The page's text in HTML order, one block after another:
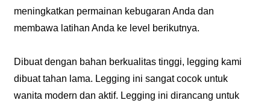
meningkatkan permainan kebugaran Anda dan
membawa latihan Anda ke level berikutnya.
Dibuat dengan bahan berkualitas tinggi, legging kami
dibuat tahan lama. Legging ini sangat cocok untuk
wanita modern dan aktif. Legging ini dirancang untuk